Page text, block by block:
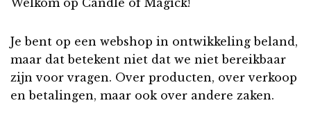
Welkom op Candle of Magick!
Je bent op een webshop in ontwikkeling beland,
maar dat betekent niet dat we niet bereikbaar
zijn voor vragen. Over producten, over verkoop
en betalingen, maar ook over andere zaken.